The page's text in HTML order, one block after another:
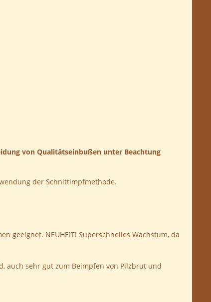
von Qualitätseinbußen unter Beachtung
der Schnittimpfmethode.
geeignet. NEUHEIT! Superschnelles Wachstum, da
auch sehr gut zum Beimpfen von Pilzbrut und